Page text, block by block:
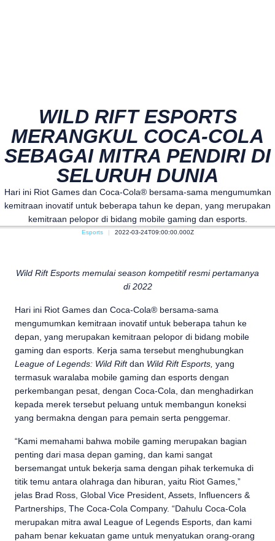
WILD RIFT ESPORTS
MERANGKUL COCA-COLA
SEBAGAI MITRA PENDIRI DI
SELURUH DUNIA
Hari ini Riot Games dan Coca-Cola® bersama-sama mengumumkan
kemitraan inovatif untuk beberapa tahun ke depan, yang merupakan
kemitraan pelopor di bidang mobile gaming dan esports.
Esports 2022-03-24T09:00:00.000Z
Wild Rift Esports memulai season kompetitif resmi pertamanya
di 2022
Hari ini Riot Games dan Coca-Cola® bersama-sama
mengumumkan kemitraan inovatif untuk beberapa tahun ke
depan, yang merupakan kemitraan pelopor di bidang mobile
gaming dan esports. Kerja sama tersebut menghubungkan
League of Legends: Wild Riftdan Wild Rift Esports, yang
termasuk waralaba mobile gaming dan esports dengan
perkembangan pesat, dengan Coca-Cola, dan menghadirkan
kepada merek tersebut peluang untuk membangun koneksi
yang bermakna dengan para pemain serta penggemar
“Kami memahami bahwa mobile gaming merupakan bagian
penting dari masa depan gaming, dan kami sangat
bersemangat untuk bekerja sama dengan pihak terkemuka di
titik temu antara olahraga dan hiburan, yaitu Riot Games,”
jelas Brad Ross, Global Vice President, Assets, Influencers &
Partnerships, The Coca-Cola Company. “Dahulu Coca-Cola
merupakan mitra awal League of Legends Esports, dan kami
paham benar kekuatan game untuk menyatukan orang-orang